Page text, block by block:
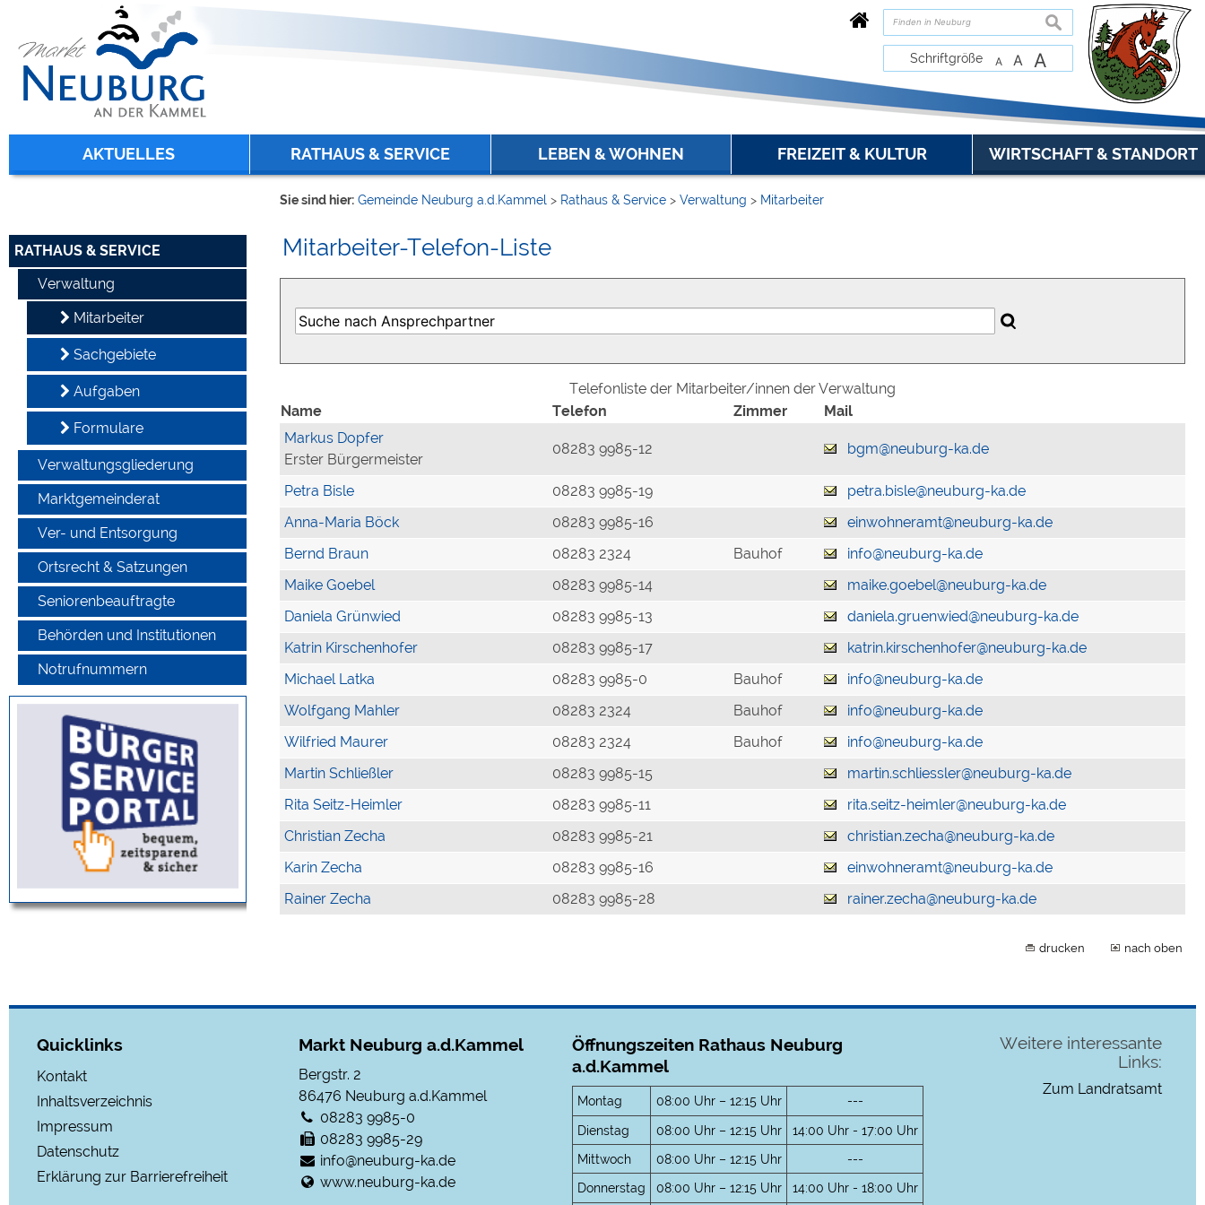
zur Navigation oder zur Startseitespringen.
suchen
Schriftgröße A A A
AKTUELLES RATHAUS & SERVICE LEBEN & WOHNEN FREIZEIT & KULTUR WIRTSCHAFT & STANDORT
RATHAUS & SERVICE
Verwaltung
Mitarbeiter
Sachgebiete
Aufgaben
Formulare
Verwaltungsgliederung
Marktgemeinderat
Ver- und Entsorgung
Ortsrecht & Satzungen
Seniorenbeauftragte
Behörden und Institutionen
Notrufnummern
Sie sind hier: Gemeinde Neuburg a.d.Kammel > Rathaus & Service > Verwaltung > Mitarbeiter
Mitarbeiter-Telefon-Liste
Telefonliste der Mitarbeiter/innen der Verwaltung
Name
Telefon Zimmer
Mail
Markus Dopfer
Erster Bürgermeister
08283 9985-12 bgm@neuburg-ka.de
Petra Bisle 08283 9985-19
petra.bisle@neuburg-ka.de
Anna-Maria Böck
08283 9985-16
einwohneramt@neuburg-ka.de
Bernd Braun
08283 2324 Bauhof
info@neuburg-ka.de
Maike Goebel
08283 9985-14
maike.goebel@neuburg-ka.de
Daniela Grünwied
08283 9985-13
daniela.gruenwied@neuburg-ka.de
Katrin Kirschenhofer
08283 9985-17
katrin.kirschenhofer@neuburg-ka.de
Michael Latka
08283 9985-0 Bauhof
info@neuburg-ka.de
Wolfgang Mahler
08283 2324 Bauhof
info@neuburg-ka.de
Wilfried Maurer
08283 2324 Bauhof
info@neuburg-ka.de
Martin Schließler
08283 9985-15
martin.schliessler@neuburg-ka.de
Rita Seitz-Heimler
08283 9985-11
rita.seitz-heimler@neuburg-ka.de
Christian Zecha
08283 9985-21
christian.zecha@neuburg-ka.de
Karin Zecha
08283 9985-16
einwohneramt@neuburg-ka.de
Rainer Zecha
08283 9985-28 rainer.zecha@neuburg-ka.de
drucken nach oben
Quicklinks
Kontakt
Inhaltsverzeichnis
Impressum
Datenschutz
Erklärung zur Barrierefreiheit
Markt Neuburg a.d.Kammel
Bergstr. 2
86476 Neuburg a.d.Kammel
08283 9985-0
08283 9985-29
info@neuburg-ka.de
www.neuburg-ka.de
Öffnungszeiten Rathaus Neuburg
a.d.Kammel
Montag 08:00 Uhr – 12:15 Uhr
---
Dienstag
08:00 Uhr – 12:15 Uhr
14:00 Uhr - 17:00 Uhr
Mittwoch
08:00 Uhr – 12:15 Uhr
---
Donnerstag
08:00 Uhr – 12:15 Uhr 14:00 Uhr - 18:00 Uhr
Weitere interessante
Links:
Zum Landratsamt